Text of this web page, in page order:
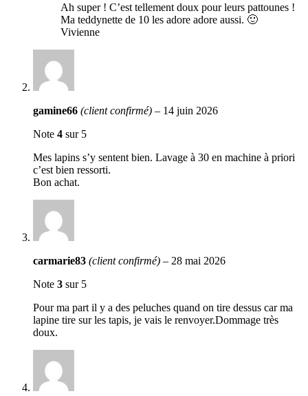
Ah super ! C’est tellement doux pour leurs pattounes !
Ma teddynette de 10 les adore adore aussi. 🙂
Vivienne
gamine66 (client confirmé) – 14 juin 2026
Note 4 sur 5
Mes lapins s’y sentent bien. Lavage à 30 en machine à priori
c’est bien ressorti.
Bon achat.
carmarie83 (client confirmé) – 28 mai 2026
Note 3 sur 5
Pour ma part il y a des peluches quand on tire dessus car ma
lapine tire sur les tapis, je vais le renvoyer.Dommage très
doux.